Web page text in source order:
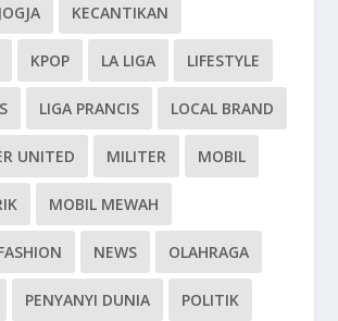
JOGJA KECANTIKAN
KPOP LA LIGA LIFESTYLE
LIGA PRANCIS LOCAL BRAND
UNITED MILITER MOBIL
MOBIL MEWAH
NEWS OLAHRAGA
PENYANYI DUNIA POLITIK